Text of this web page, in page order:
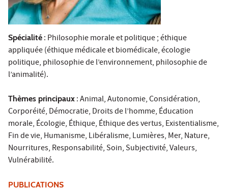
Spécialité : Philosophie morale et politique ; éthique
appliquée (éthique médicale et biomédicale, écologie
politique, philosophie de l’environnement, philosophie de
l’animalité).
Thèmes principaux : Animal, Autonomie, Considération,
Corporéité, Démocratie, Droits de l’homme, Éducation
morale, Écologie, Éthique, Éthique des vertus, Existentialisme,
Fin de vie, Humanisme, Libéralisme, Lumières, Mer, Nature,
Nourritures, Responsabilité, Soin, Subjectivité, Valeurs,
Vulnérabilité.
PUBLICATIONS